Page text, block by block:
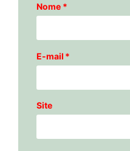
Nome *
E-mail *
Site